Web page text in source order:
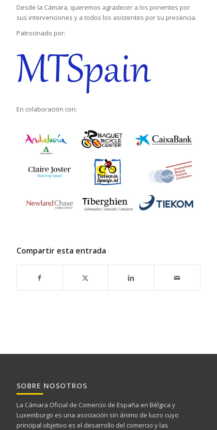
Desde la Cámara, queremos agradecer a los ponentes por
sus intervenciones y a todos los asistentes por su presencia.
Patrocinado por:
En colaboración con:
Compartir esta entrada
SOBRE NOSOTROS
La Cámara Oficial de Comercio de España en Bélgica y
Luxemburgo es una asociación sin ánimo de lucro cuyo
principal objetivo es el desarrollo del comercio y las